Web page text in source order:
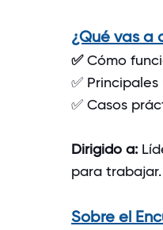
¿Qué vas a
✅Cómo
✅
✅ Casos
Dirigido a:
para trabajar.
Sobre el